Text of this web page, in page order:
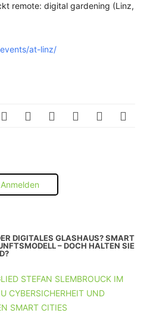
remote: digital gardening (Linz,
at-linz/
Anmelden
DIGITALES GLASHAUS? SMART
– DOCH HALTEN SIE
STEFAN SLEMBROUCK IM
CYBERSICHERHEIT UND
SMART CITIES